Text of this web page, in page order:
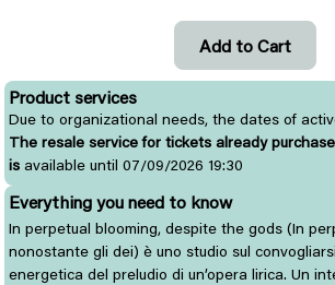
Product services
Due to organizational needs, the dates of
The resale service for tickets already
is available until 07/09/2026 19:30
Everything you need to know
In perpetual blooming, despite the gods (In
nonostante gli dei) è uno studio sul
energetica del preludio di un’opera lirica. Un